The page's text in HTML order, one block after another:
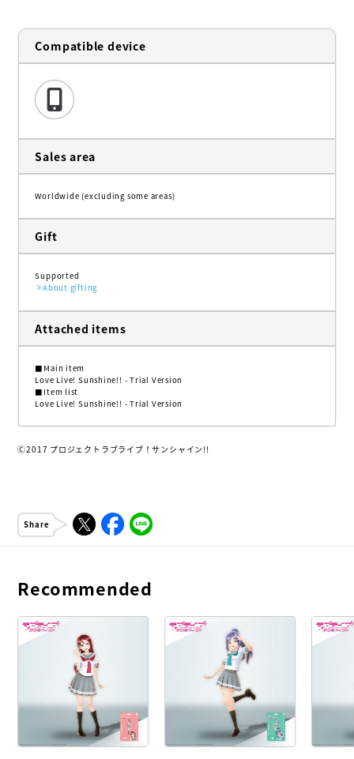
Compatible device
Sales area
Worldwide (excluding some areas)
Gift
Supported
About gifting
Attached items
■Main item
Love Live! Sunshine!! - Trial Version
■Item list
Love Live! Sunshine!! - Trial Version
Ⓒ2017 プロジェクトラブライブ！サンシャイン!!
Share
Recommended